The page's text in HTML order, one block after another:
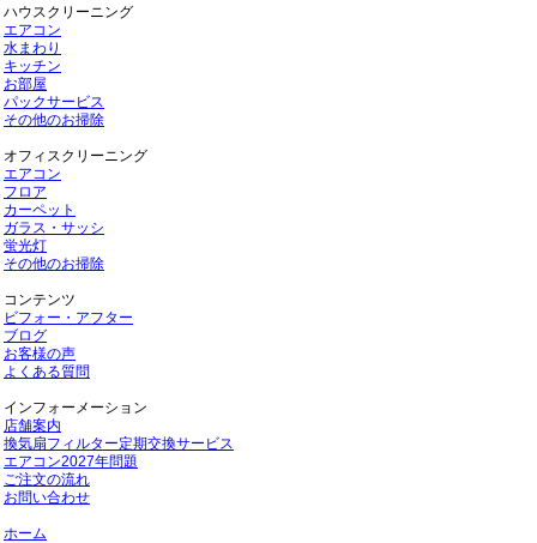
ハウスクリーニング
エアコン
水まわり
キッチン
お部屋
パックサービス
その他のお掃除
オフィスクリーニング
エアコン
フロア
カーペット
ガラス・サッシ
蛍光灯
その他のお掃除
コンテンツ
ビフォー・アフター
ブログ
お客様の声
よくある質問
インフォーメーション
店舗案内
換気扇フィルター定期交換サービス
エアコン2027年問題
ご注文の流れ
お問い合わせ
ホーム